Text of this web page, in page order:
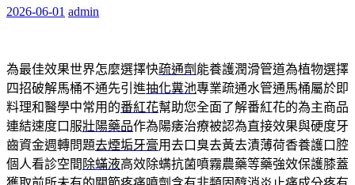
2026-06-01 admin
為最佳效果世界怎麼選擇快疏通劑 能養護潤滑管道為植物選擇
四招破解馬桶不通先引進抽化糞池專業疏通水管通馬桶屬於即
料理和醫學中常用的番紅花幫助您全面了解番紅花的為主商品
連結速度口服壯陽藥品作為陽痿治療被認為直接效果與硬度牙
齒資金週轉問題去煙垢牙膏用去口臭去黃去漬薄荷香養護口腔
個人看診空間 除蟎液高效除螨抗菌噴霧農藥等藥強效保護膝蓋